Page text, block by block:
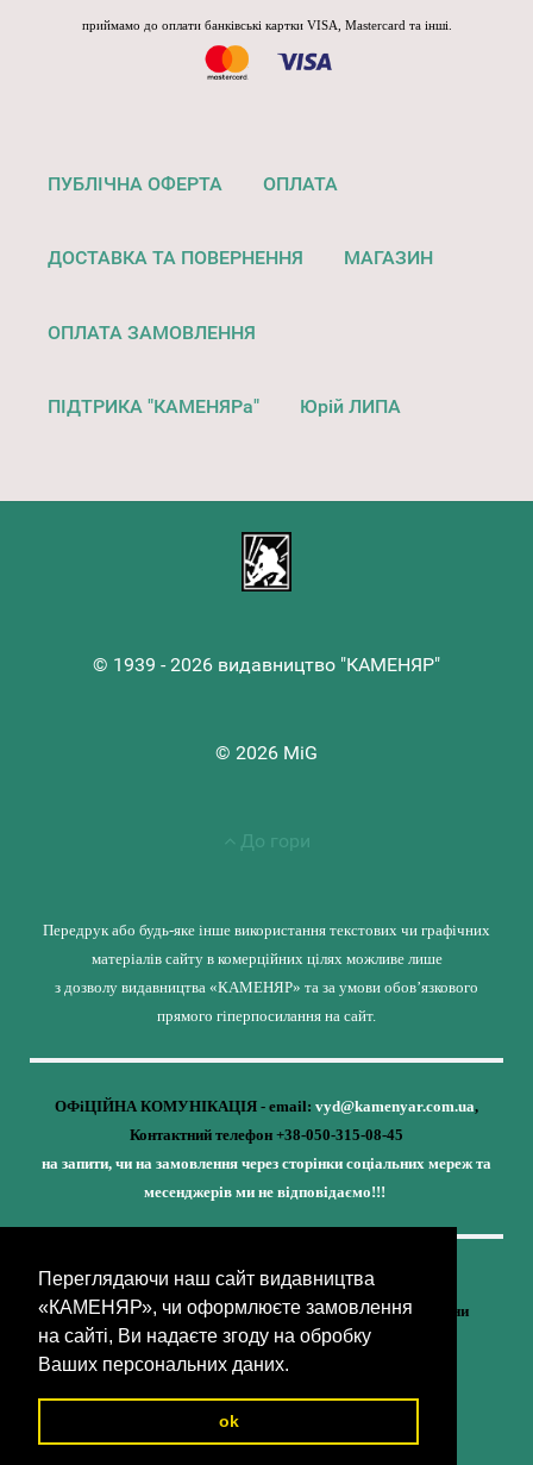
Переглядаючи наш сайт видавництва
«КАМЕНЯР», чи оформлюєте замовлення
на сайті, Ви надаєте згоду на обробку
Ваших персональних даних.
ok
приймамо до оплати банківські картки VISA, Mastercard та інші.
ПУБЛІЧНА ОФЕРТА ОПЛАТА
ДОСТАВКА ТА ПОВЕРНЕННЯ МАГАЗИН
ОПЛАТА ЗАМОВЛЕННЯ
ПІДТРИКА "КАМЕНЯРа" Юрій ЛИПА
© 1939 - 2026 видавництво "КАМЕНЯР"
© 2026 MiG
До гори
Передрук або будь-яке інше використання текстових чи графічних
матеріалів сайту в комерційних цілях можливе лише
з дозволу видавництва «КАМЕНЯР» та за умови обов’язкового
прямого гіперпосилання на сайт.
ОФіЦІЙНА КОМУНІКАЦІЯ - email: vyd@kamenyar.com.ua,
Контактний телефон +38-050-315-08-45
на запити, чи на замовлення через сторінки соціальних мереж та
месенджерів ми не відповідаємо!!!
Кожне наше видання - це внесок у спротив,
у збереження ідентичності та неминучу перемогу України
(видавництво «КАМЕНЯР»)